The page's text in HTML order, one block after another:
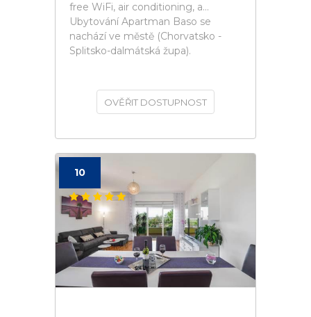
free WiFi, air conditioning, a...
Ubytování Apartman Baso se
nachází ve městě (Chorvatsko -
Splitsko-dalmátská župa).
OVĚŘIT DOSTUPNOST
10